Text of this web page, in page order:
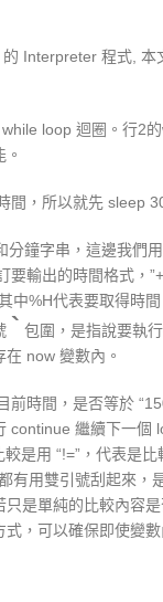
Interpreter 程式, 本
loop 迴圈。行2
間，所以就先 sleep
分鐘字串，這邊我們
要輸出的時間格式，
中%H代表要取得時
` 包圍，是指說要執
now 變數內。
前時間，是否等於
continue 繼續下一個
是用 “!=”，代表是
有用雙引號刮起來，
只是單純的比較內容
式，可以確保即使變